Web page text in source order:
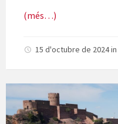
(més…)
15 d'octubre de 2024in